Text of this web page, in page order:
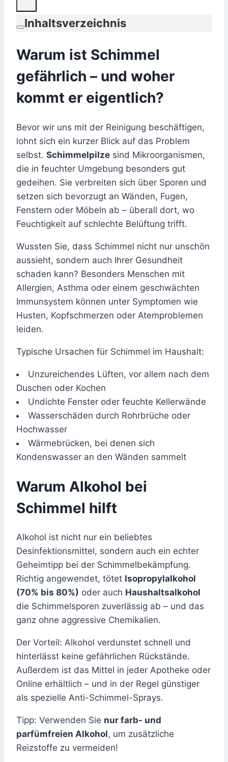
Inhaltsverzeichnis
Warum ist Schimmel
gefährlich – und woher
kommt er eigentlich?
Bevor wir uns mit der Reinigung beschäftigen,
lohnt sich ein kurzer Blick auf das Problem
selbst. Schimmelpilze sind Mikroorganismen,
die in feuchter Umgebung besonders gut
gedeihen. Sie verbreiten sich über Sporen und
setzen sich bevorzugt an Wänden, Fugen,
Fenstern oder Möbeln ab – überall dort, wo
Feuchtigkeit auf schlechte Belüftung trifft.
Wussten Sie, dass Schimmel nicht nur unschön
aussieht, sondern auch Ihrer Gesundheit
schaden kann? Besonders Menschen mit
Allergien, Asthma oder einem geschwächten
Immunsystem können unter Symptomen wie
Husten, Kopfschmerzen oder Atemproblemen
leiden.
Typische Ursachen für Schimmel im Haushalt:
Unzureichendes Lüften, vor allem nach dem
Duschen oder Kochen
Undichte Fenster oder feuchte Kellerwände
Wasserschäden durch Rohrbrüche oder
Hochwasser
Wärmebrücken, bei denen sich
Kondenswasser an den Wänden sammelt
Warum Alkohol bei
Schimmel hilft
Alkohol ist nicht nur ein beliebtes
Desinfektionsmittel, sondern auch ein echter
Geheimtipp bei der Schimmelbekämpfung.
Richtig angewendet, tötet Isopropylalkohol
(70% bis 80%) oder auch Haushaltsalkohol
die Schimmelsporen zuverlässig ab – und das
ganz ohne aggressive Chemikalien.
Der Vorteil: Alkohol verdunstet schnell und
hinterlässt keine gefährlichen Rückstände.
Außerdem ist das Mittel in jeder Apotheke oder
Online erhältlich – und in der Regel günstiger
als spezielle Anti-Schimmel-Sprays.
Tipp: Verwenden Sie nur farb- und
parfümfreien Alkohol, um zusätzliche
Reizstoffe zu vermeiden!